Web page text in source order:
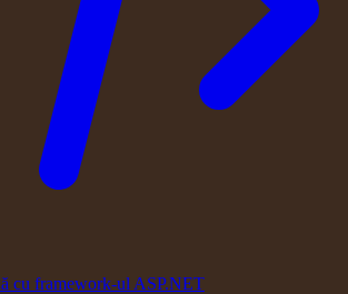
cu framework-ul ASP.NET